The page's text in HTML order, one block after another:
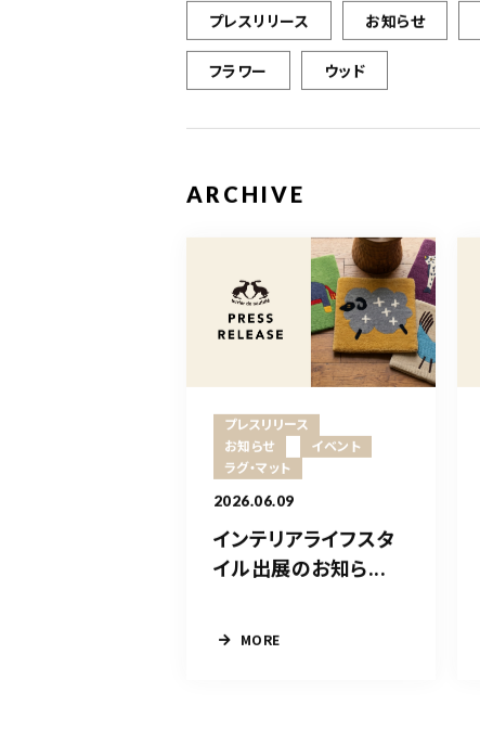
プレスリリース お知らせ
フラワー ウッド
ARCHIVE
プレスリリース
お知らせ
イベント
ラグ・マット
2026.06.09
インテリアライフスタ
イル出展のお知ら...
MORE